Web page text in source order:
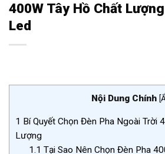
400W Tây Hồ Chất
Led
Nội Dung Chính [
1 Bí Quyết Chọn Đèn Pha Ngoài Trời
Lượng
1.1 Tại Sao Nên Chọn Đèn Pha